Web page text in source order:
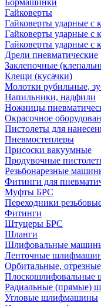
Бормашинки
Гайковерты
Гайковерты ударные с
Гайковерты ударные с
Гайковерты ударные с
Дрели пневматические
Заклепочные
Клещи (кусачки)
Молотки рубильные,
Напильники, надфили
Ножницы
Окрасочное
Пистолеты для
Пневмостеплеры
Присоски вакуумные
Продувочные
Резьбонарезные
Фитинги для
Муфты БРС
Переходники
Фитинги
Штуцеры БРС
Шланги
Шлифовальные
Ленточные
Орбитальные,
Радиальные (прямые)
Угловые шлифмашины